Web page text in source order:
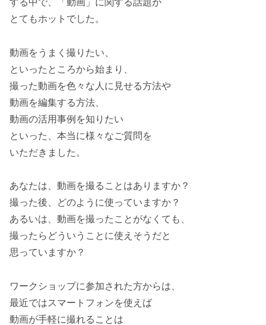
とてもホットでした。
動画をうまく撮りたい、
といったところから始まり、
撮った動画を色々な人に見せる方法や
動画を編集する方法、
動画の活用事例を知りたい
といった、本当に様々なご質問を
いただきました。
あなたは、動画を撮ることはありますか？
撮った後、どのように使っていますか？
あるいは、動画を撮ったことがなくても、
撮ったらどういうことに使えそうだと
思っていますか？
ワークショップに参加された方からは、
最近ではスマートフォンを使えば
動画が手軽に撮れることは